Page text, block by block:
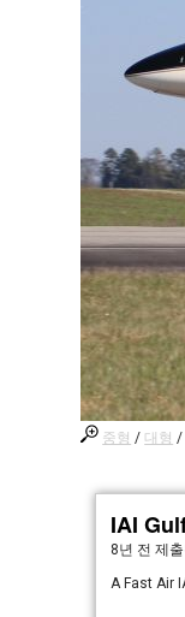
중형 / 대형 /
IAI
8년 전 제출
A Fast Air